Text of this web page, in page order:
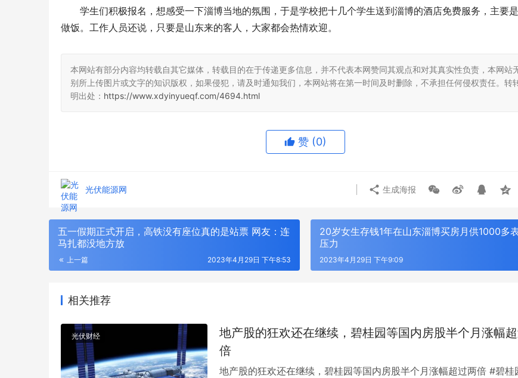
学生们积极报名，想感受一下淄博当地的氛围，于是学校把十几个学生送到淄博的酒店免费服务，主要
做饭。工作人员还说，只要是山东来的客人，大家都会热情欢迎。
本网站有部分内容均转载自其它媒体，转载目的在于传递更多信息，并不代表本网赞同其观点和对其真实性负责，本网站
别所上传图片或文字的知识版权，如果侵犯，请及时通知我们，本网站将在第一时间及时删除，不承担任何侵权责任。转
明出处： https://www.xdyinyueqf.com/4694.html
赞 (0)
光伏能源网 生成海报
五一假期正式开启，高铁没有座位真的是站票 网友：连
马扎都没地方放
上一篇 2023年4月29日 下午8:53
20岁女生存钱1年在山东淄博买房月供1000多
压力
2023年4月29日 下午9:09
相关推荐
光伏财经
地产股的狂欢还在继续，碧桂园等国内房股半个月涨幅
倍
地产股的狂欢还在继续，碧桂园等国内房股半个月涨幅超过两倍 #碧桂